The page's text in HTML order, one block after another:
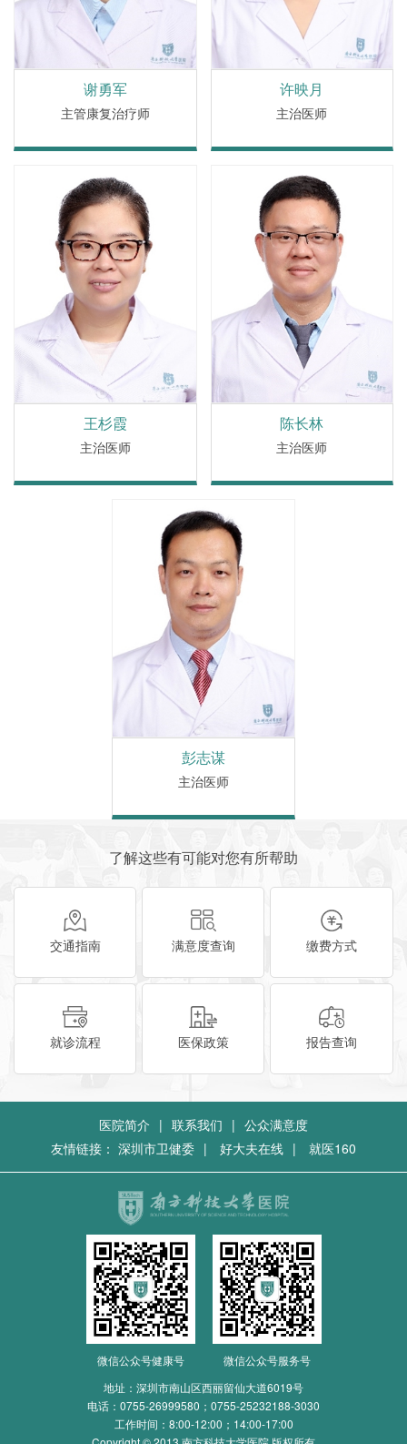
谢勇军
主管康复治疗师
许映月
主治医师
王杉霞
主治医师
陈长林
主治医师
彭志谋
主治医师
了解这些有可能对您有所帮助
交通指南 满意度查询 缴费方式
就诊流程 医保政策 报告查询
医院简介 | 联系我们 | 公众满意度
友情链接： 深圳市卫健委 | 好大夫在线 | 就医160
微信公众号健康号
微信公众号服务号
地址：深圳市南山区西丽留仙大道6019号
电话： 0755-26999580；0755-25232188-3030
工作时间：8:00-12:00；14:00-17:00